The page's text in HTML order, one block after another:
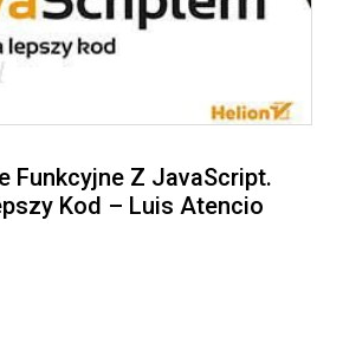
Funkcyjne Z JavaScript.
Kod – Luis Atencio